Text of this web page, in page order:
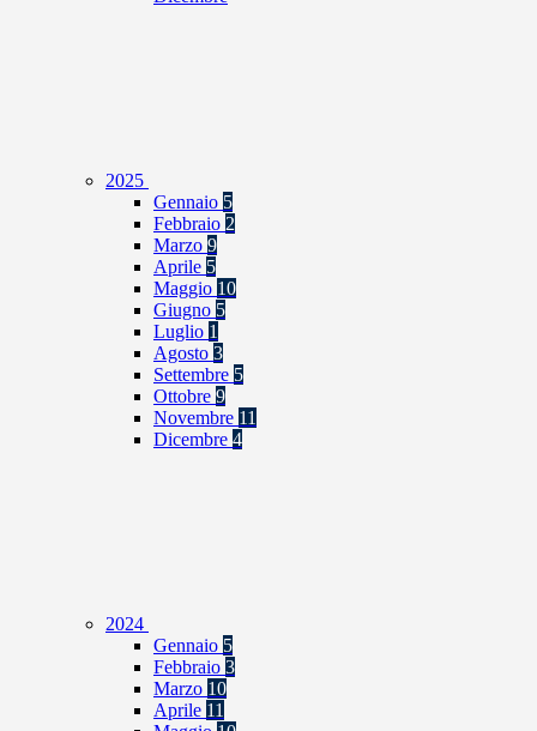
2025
Gennaio 5
Febbraio 2
Marzo 9
Aprile 5
Maggio 10
Giugno 5
Luglio 1
Agosto 3
Settembre 5
Ottobre 9
Novembre 11
Dicembre 4
2024
Gennaio 5
Febbraio 3
Marzo 10
Aprile 11